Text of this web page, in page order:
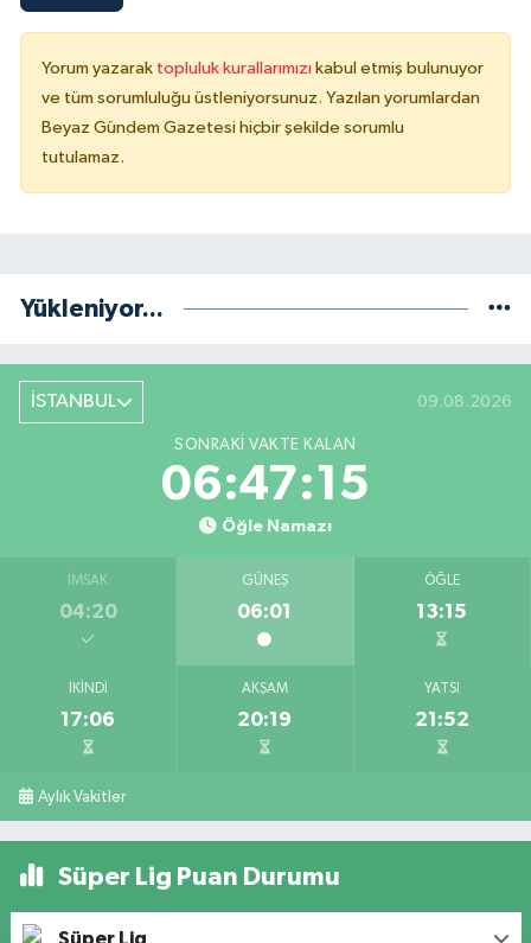
Yorum yazarak topluluk kurallarımızı kabul etmiş bulunuyor
ve tüm sorumluluğu üstleniyorsunuz. Yazılan yorumlardan
Beyaz Gündem Gazetesi hiçbir şekilde sorumlu
tutulamaz.
Yükleniyor...
İSTANBUL 09.08.2026
SONRAKI VAKTE KALAN
06:47:14
Öğle Namazı
İMSAK
04:20
GÜNEŞ
06:01
ÖĞLE
13:15
İKINDI
17:06
AKŞAM
20:19
YATSI
21:52
Aylık Vakitler
Süper Lig Puan Durumu
Süper Lig